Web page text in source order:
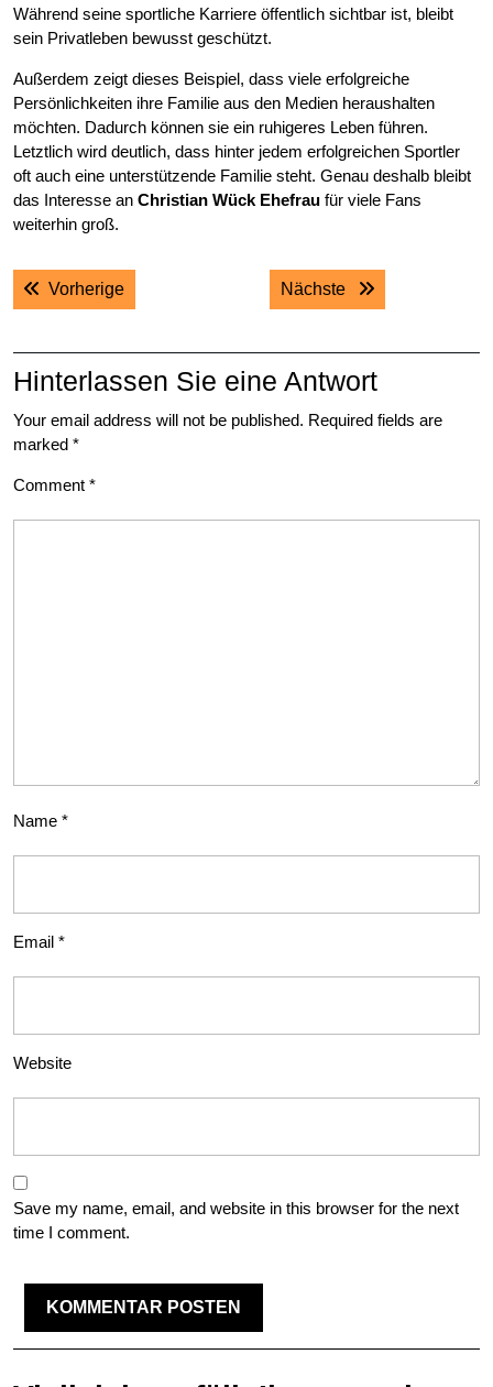
Während seine sportliche Karriere öffentlich sichtbar ist, bleibt
sein Privatleben bewusst geschützt.
Außerdem zeigt dieses Beispiel, dass viele erfolgreiche
Persönlichkeiten ihre Familie aus den Medien heraushalten
möchten. Dadurch können sie ein ruhigeres Leben führen.
Letztlich wird deutlich, dass hinter jedem erfolgreichen Sportler
oft auch eine unterstützende Familie steht. Genau deshalb bleibt
das Interesse an Christian Wück Ehefrau für viele Fans
weiterhin groß.
Post
navigation
VorherigePrevious post: Nächste Next post:
Hinterlassen Sie eine Antwort
Your email address will not be published. Required fields are
marked *
Comment *
Name *
Email *
Website
Save my name, email, and website in this browser for the next
time I comment.